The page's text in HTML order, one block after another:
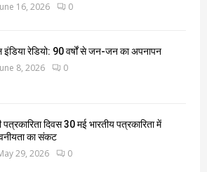
16, 2026 0
रेडियो: 90 वर्षों से जन-जन का अपनापन
8, 2026 0
पत्रकारिता दिवस 30 मई भारतीय पत्रकारिता में
का संकट
29, 2026 0